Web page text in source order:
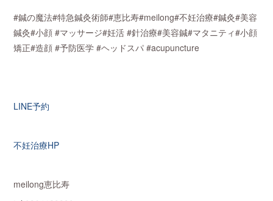
#鍼の魔法#特急鍼灸術師#恵比寿#meilong#不妊治療#鍼灸#美容
鍼灸#小顔 #マッサージ#妊活 #針治療#美容鍼#マタニティ#小顔
矯正#造顔 #予防医学 #ヘッドスパ #acupuncture
LINE予約
不妊治療HP
meilong恵比寿